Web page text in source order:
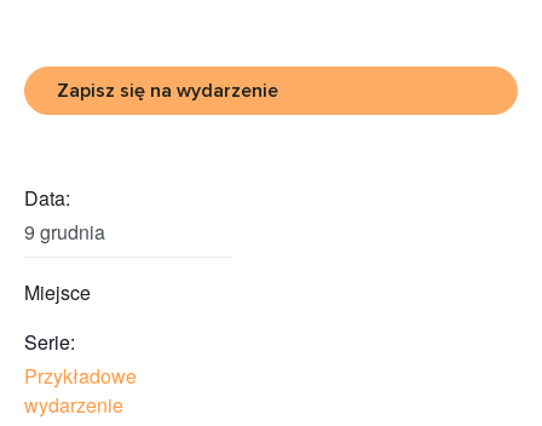
Zapisz się na wydarzenie
Data:
9 grudnia
Miejsce
Serie:
Przykładowe
wydarzenie